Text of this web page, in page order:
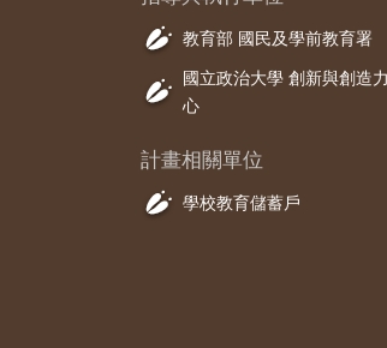
教育部 國民及學前教育署
國立政治大學 創新與創造
心
計畫相關單位
學校教育儲蓄戶